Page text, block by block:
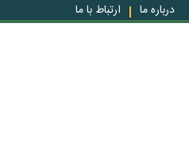
درباره ما ارتباط با ما